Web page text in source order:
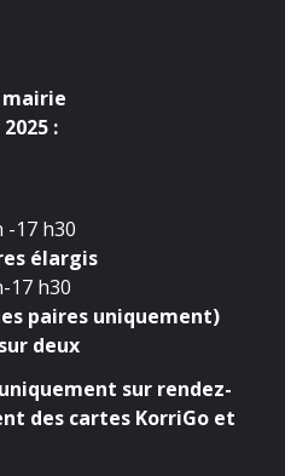
mairie
:
-17 h30
élargis
17 h30
paires uniquement)
deux
sur rendez-
des cartes KorriGo et